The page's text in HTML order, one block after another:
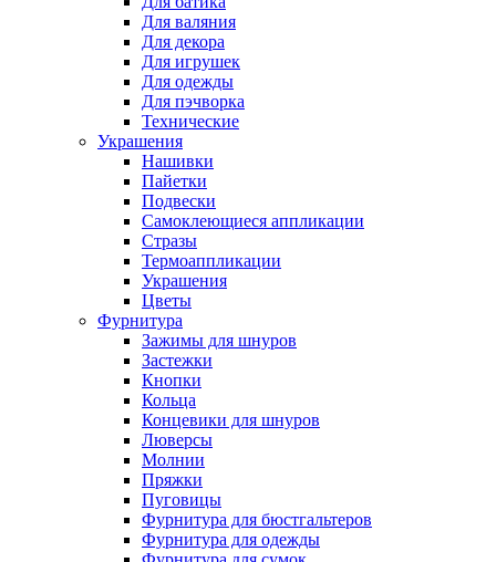
Для валяния
Для декора
Для игрушек
Для одежды
Для пэчворка
Технические
Украшения
Нашивки
Пайетки
Подвески
Самоклеющиеся аппликации
Стразы
Термоаппликации
Украшения
Цветы
Фурнитура
Зажимы для шнуров
Застежки
Кнопки
Кольца
Концевики для шнуров
Люверсы
Молнии
Пряжки
Пуговицы
Фурнитура для бюстгальтеров
Фурнитура для одежды